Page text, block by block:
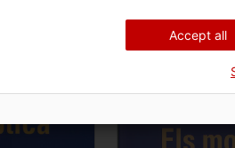
Accept all